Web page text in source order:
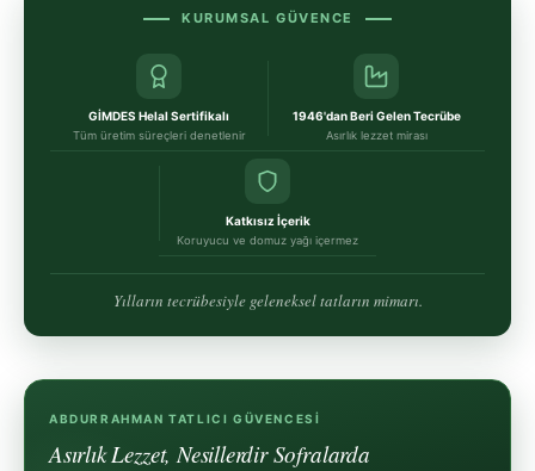
KURUMSAL GÜVENCE
GİMDES Helal Sertifikalı
Tüm üretim süreçleri denetlenir
1946'dan Beri Gelen Tecrübe
Asırlık lezzet mirası
Katkısız İçerik
Koruyucu ve domuz yağı içermez
Yılların tecrübesiyle geleneksel tatların mimarı.
ABDURRAHMAN TATLICI GÜVENCESİ
Asırlık Lezzet, Nesillerdir Sofralarda